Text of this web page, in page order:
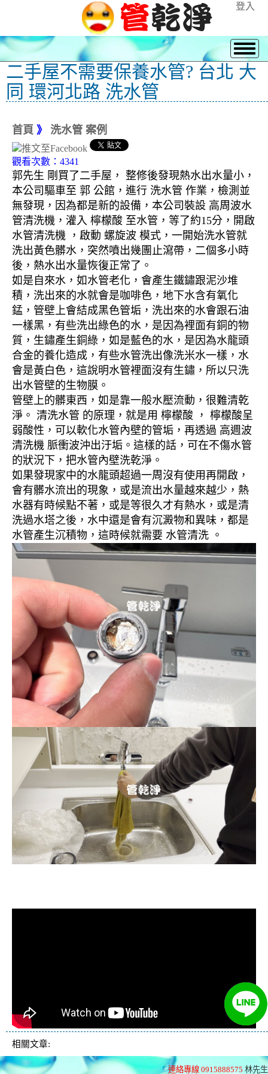
登入
二手屋不需要保養水管? 台北 大
同 環河北路 洗水管
首頁 》 洗水管 案例
觀看次數：4341
郭先生 剛買了二手屋， 整修後發現熱水出水量小，
本公司驅車至 郭 公館，進行 洗水管 作業，檢測並
無發現，因為都是新的設備，本公司裝設 高周波水
管清洗機，灌入 檸檬酸 至水管，等了約15分，開啟
水管清洗機 ，啟動 螺旋波 模式，一開始洗水管就
洗出黃色髒水，突然噴出幾團止瀉帶，二個多小時
後，熱水出水量恢復正常了。
如是自來水，如水管老化，會產生鐵鏽跟泥沙堆
積，洗出來的水就會是咖啡色，地下水含有氧化
錳，管壁上會結成黑色管垢，洗出來的水會跟石油
一樣黑，有些洗出綠色的水，是因為裡面有銅的物
質，生鏽產生銅綠，如是藍色的水，是因為水龍頭
合金的養化造成，有些水管洗出像洗米水一樣，水
會是黃白色，這說明水管裡面沒有生鏽，所以只洗
出水管壁的生物膜。
管壁上的髒東西，如是靠一般水壓流動，很難清乾
淨。 清洗水管 的原理，就是用 檸檬酸 ， 檸檬酸呈
弱酸性，可以軟化水管內壁的管垢，再透過 高週波
清洗機 脈衝波沖出汙垢。這樣的話，可在不傷水管
的狀況下，把水管內壁洗乾淨。
如果發現家中的水龍頭超過一周沒有使用再開啟，
會有髒水流出的現象，或是流出水量越來越少，熱
水器有時候點不著，或是等很久才有熱水，或是清
洗過水塔之後，水中還是會有沉澱物和異味，都是
水管產生沉積物，這時候就需要 水管清洗 。
相關文章:
連絡專線 0915888575 林先生